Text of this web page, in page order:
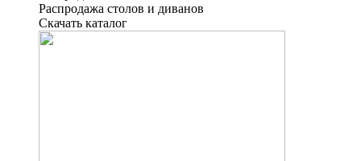
Распродажа столов и диванов
Скачать каталог